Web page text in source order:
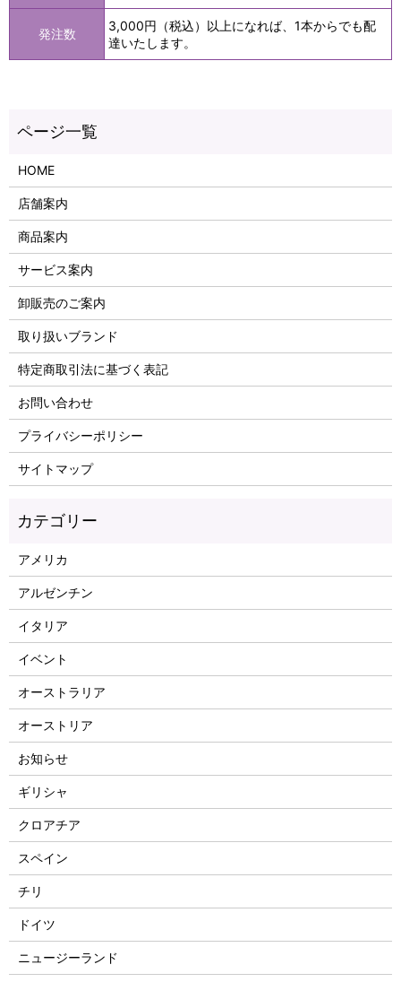
発注数
3,000円（税込）以上になれば、1本からでも配
達いたします。
HOME
店舗案内
商品案内
サービス案内
卸販売のご案内
取り扱いブランド
特定商取引法に基づく表記
お問い合わせ
プライバシーポリシー
サイトマップ
アメリカ
アルゼンチン
イタリア
イベント
オーストラリア
オーストリア
お知らせ
ギリシャ
クロアチア
スペイン
チリ
ドイツ
ニュージーランド